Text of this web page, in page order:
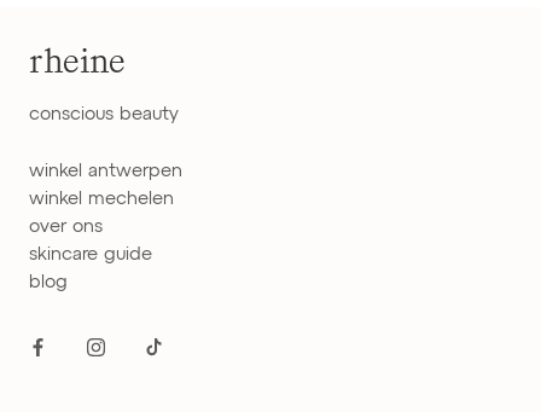
rheine
conscious beauty
winkel antwerpen
winkel mechelen
over ons
skincare guide
blog